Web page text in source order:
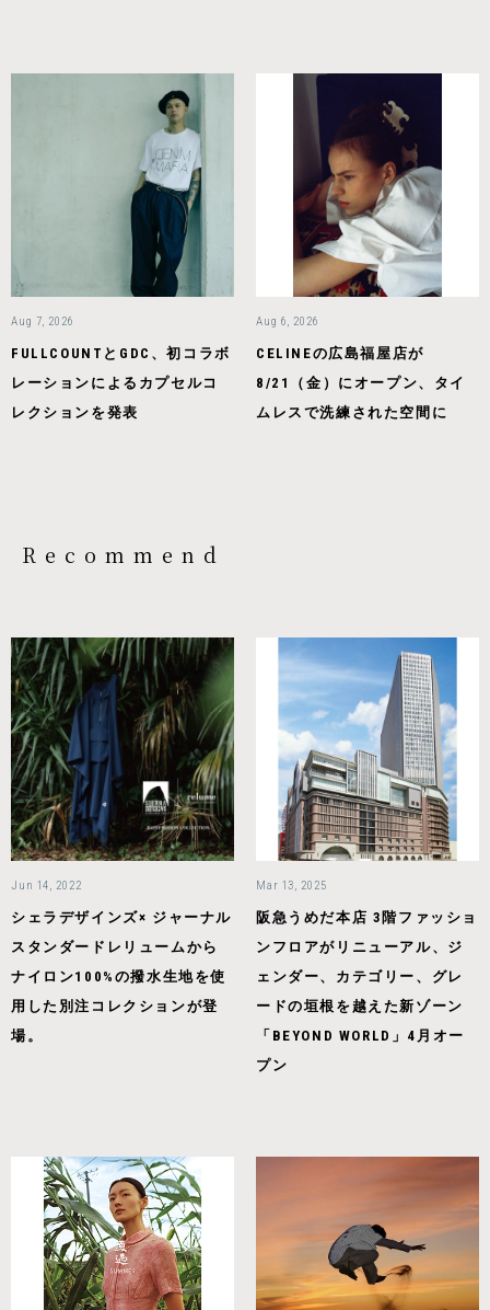
Aug 7, 2026
FULLCOUNTとGDC、初コラボ
レーションによるカプセルコ
レクションを発表
Aug 6, 2026
CELINEの広島福屋店が
8/21（金）にオープン、タイ
ムレスで洗練された空間に
Recommend
Jun 14, 2022
シェラデザインズ× ジャーナル
スタンダードレリュームから
ナイロン100%の撥水生地を使
用した別注コレクションが登
場。
Mar 13, 2025
阪急うめだ本店 3階ファッショ
ンフロアがリニューアル、ジ
ェンダー、カテゴリー、グレ
ードの垣根を越えた新ゾーン
「BEYOND WORLD」4月オー
プン